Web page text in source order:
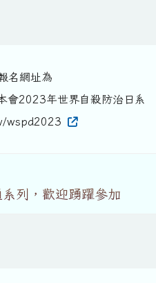
名網址為
會2023年世界自殺防治日系
wspd2023
列，歡迎踴躍參加